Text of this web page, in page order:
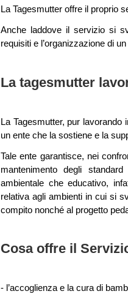
La Tagesmutter offre il proprio
Anche laddove il servizio si
requisiti e l’organizzazione di
La tagesmutter
La Tagesmutter, pur
un ente che la sostiene e la
Tale ente garantisce, nei
mantenimento degli
ambientale che educativo,
relativa agli ambienti in cui si
compito nonché al progetto
Cosa offre il
- l’accoglienza e la cura di